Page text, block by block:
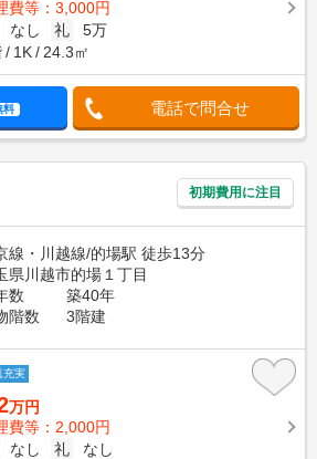
費等：3,000円
なし 礼
5万
1K 24.3㎡
料 電話で問合せ
初期費用に注目
線・川越線/的場駅 徒歩13分
県川越市的場１丁目
数
築40年
階数
3階建
充実
万円
費等：2,000円
なし 礼
なし